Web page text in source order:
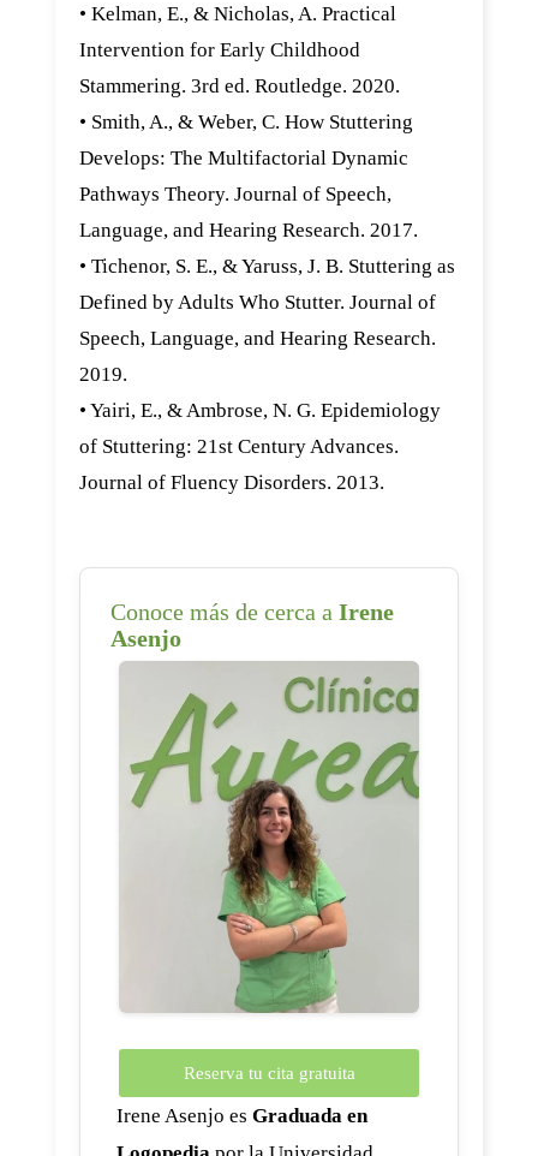
• Kelman, E., & Nicholas, A. Practical
Intervention for Early Childhood
Stammering. 3rd ed. Routledge. 2020.
• Smith, A., & Weber, C. How Stuttering
Develops: The Multifactorial Dynamic
Pathways Theory. Journal of Speech,
Language, and Hearing Research. 2017.
• Tichenor, S. E., & Yaruss, J. B. Stuttering as
Defined by Adults Who Stutter. Journal of
Speech, Language, and Hearing Research.
2019.
• Yairi, E., & Ambrose, N. G. Epidemiology
of Stuttering: 21st Century Advances.
Journal of Fluency Disorders. 2013.
Conoce más de cerca a Irene
Asenjo
Reserva tu cita gratuita
Irene Asenjo es Graduada en